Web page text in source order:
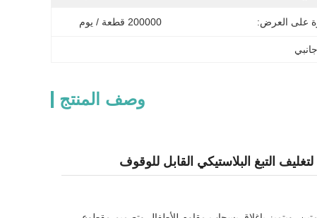
على العرض: 200000 قطعة / يوم
وصف المنتج
التبغ البلاستيكي القابل للوقوف